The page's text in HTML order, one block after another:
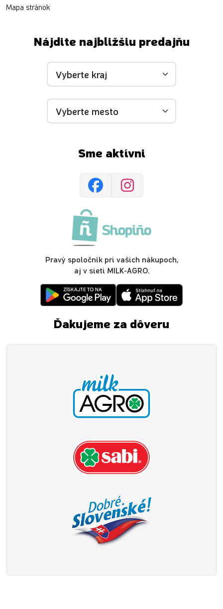
Mapa stránok
Nájdite najbližšiu predajňu
Sme aktívni
Pravý spoločník pri vašich nákupoch,
aj v sieti MILK-AGRO.
Ďakujeme za dôveru